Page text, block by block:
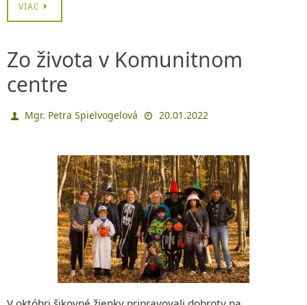
VIAC
Zo života v Komunitnom
centre
Mgr. Petra Spielvogelová 20.01.2022